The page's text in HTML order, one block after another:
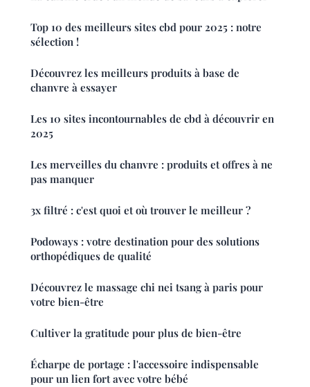
Top 10 des meilleurs sites cbd pour 2025 : notre
sélection !
Découvrez les meilleurs produits à base de
chanvre à essayer
Les 10 sites incontournables de cbd à découvrir en
2025
Les merveilles du chanvre : produits et offres à ne
pas manquer
3x filtré : c'est quoi et où trouver le meilleur ?
Podoways : votre destination pour des solutions
orthopédiques de qualité
Découvrez le massage chi nei tsang à paris pour
votre bien-être
Cultiver la gratitude pour plus de bien-être
Écharpe de portage : l'accessoire indispensable
pour un lien fort avec votre bébé